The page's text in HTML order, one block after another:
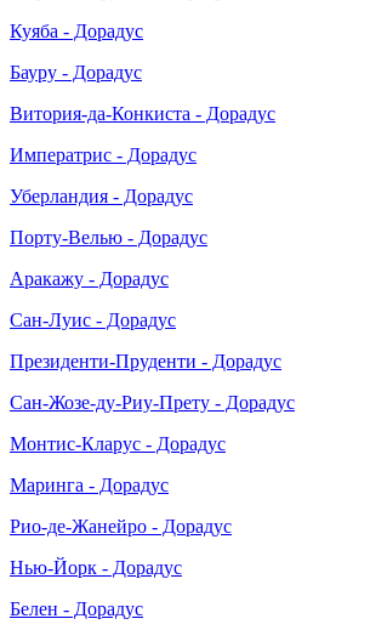
Куяба - Дорадус
Бауру - Дорадус
Витория-да-Конкиста - Дорадус
Императрис - Дорадус
Уберландия - Дорадус
Порту-Велью - Дорадус
Аракажу - Дорадус
Сан-Луис - Дорадус
Президенти-Пруденти - Дорадус
Сан-Жозе-ду-Риу-Прету - Дорадус
Монтис-Кларус - Дорадус
Маринга - Дорадус
Рио-де-Жанейро - Дорадус
Нью-Йорк - Дорадус
Белен - Дорадус